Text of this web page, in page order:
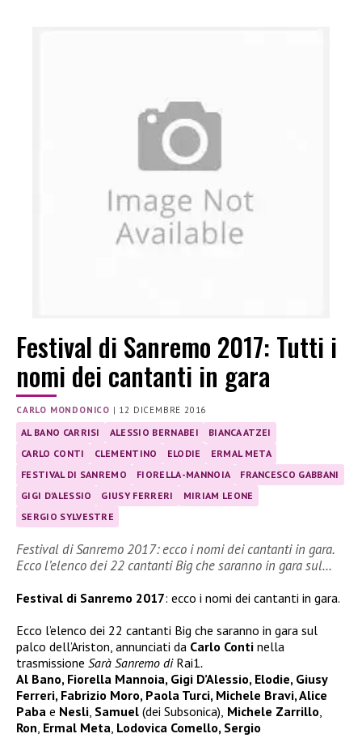
Festival di Sanremo 2017: Tutti i
nomi dei cantanti in gara
CARLO MONDONICO | 12 DICEMBRE 2016
AL BANO CARRISI ALESSIO BERNABEI
BIANCA ATZEI
CARLO CONTI
CLEMENTINO ELODIE
ERMAL META
FESTIVAL DI SANREMO
FIORELLA-MANNOIA
FRANCESCO GABBANI
GIGI D'ALESSIO
GIUSY FERRERI
MIRIAM LEONE
SERGIO SYLVESTRE
Festival di Sanremo 2017: ecco i nomi dei cantanti in gara.
Ecco l’elenco dei 22 cantanti Big che saranno in gara sul…
Festival di Sanremo 2017: ecco i nomi dei cantanti in gara.
Ecco l’elenco dei 22 cantanti Big che saranno in gara sul
palco dell’Ariston, annunciati da Carlo Conti nella
trasmissione Sarà Sanremo di Rai1.
Al Bano, Fiorella Mannoia, Gigi D’Alessio, Elodie, Giusy
Ferreri, Fabrizio Moro, Paola Turci, Michele Bravi, Alice
Paba e Nesli, Samuel (dei Subsonica), Michele Zarrillo,
Ron, Ermal Meta, Lodovica Comello, Sergio